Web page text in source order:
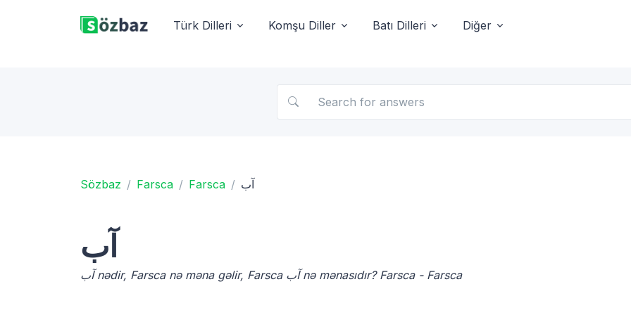
Türk Dilleri Komşu Diller Batı Dilleri Diğer
Sözbaz Farsca Farsca آب
آب
آب nədir, Farsca nə məna gəlir, Farsca آب nə mənasıdır? Farsca - Farsca